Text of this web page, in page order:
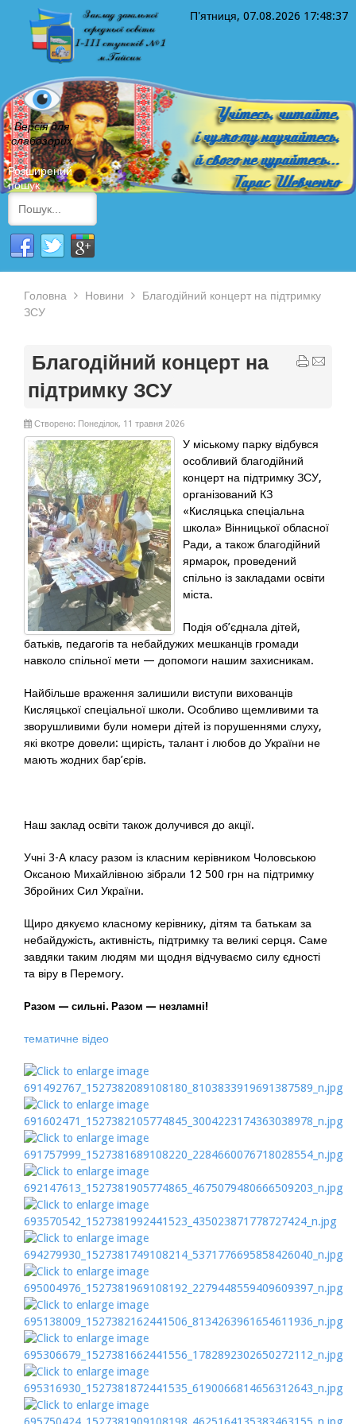
П'ятниця, 07.08.2026 17:48:37
Версія для
слабозорих
Розширений
пошук
Головна Новини
Благодійний концерт на підтримку
ЗСУ
Благодійний концерт на
підтримку ЗСУ
Створено: Понеділок, 11 травня 2026
У міському парку відбувся
особливий благодійний
концерт на підтримку ЗСУ,
організований КЗ
«Кисляцька спеціальна
школа» Вінницької обласної
Ради, а також благодійний
ярмарок, проведений
спільно із закладами освіти
міста.
Подія об’єднала дітей,
батьків, педагогів та небайдужих мешканців громади
навколо спільної мети — допомоги нашим захисникам.
Найбільше враження залишили виступи вихованців
Кисляцької спеціальної школи. Особливо щемливими та
зворушливими були номери дітей із порушеннями слуху,
які вкотре довели: щирість, талант і любов до України не
мають жодних бар’єрів.
Наш заклад освіти також долучився до акції.
Учні 3-А класу разом із класним керівником Чоловською
Оксаною Михайлівною зібрали 12 500 грн на підтримку
Збройних Сил України.
Щиро дякуємо класному керівнику, дітям та батькам за
небайдужість, активність, підтримку та великі серця. Саме
завдяки таким людям ми щодня відчуваємо силу єдності
та віру в Перемогу.
Разом — сильні. Разом — незламні!
тематичне відео